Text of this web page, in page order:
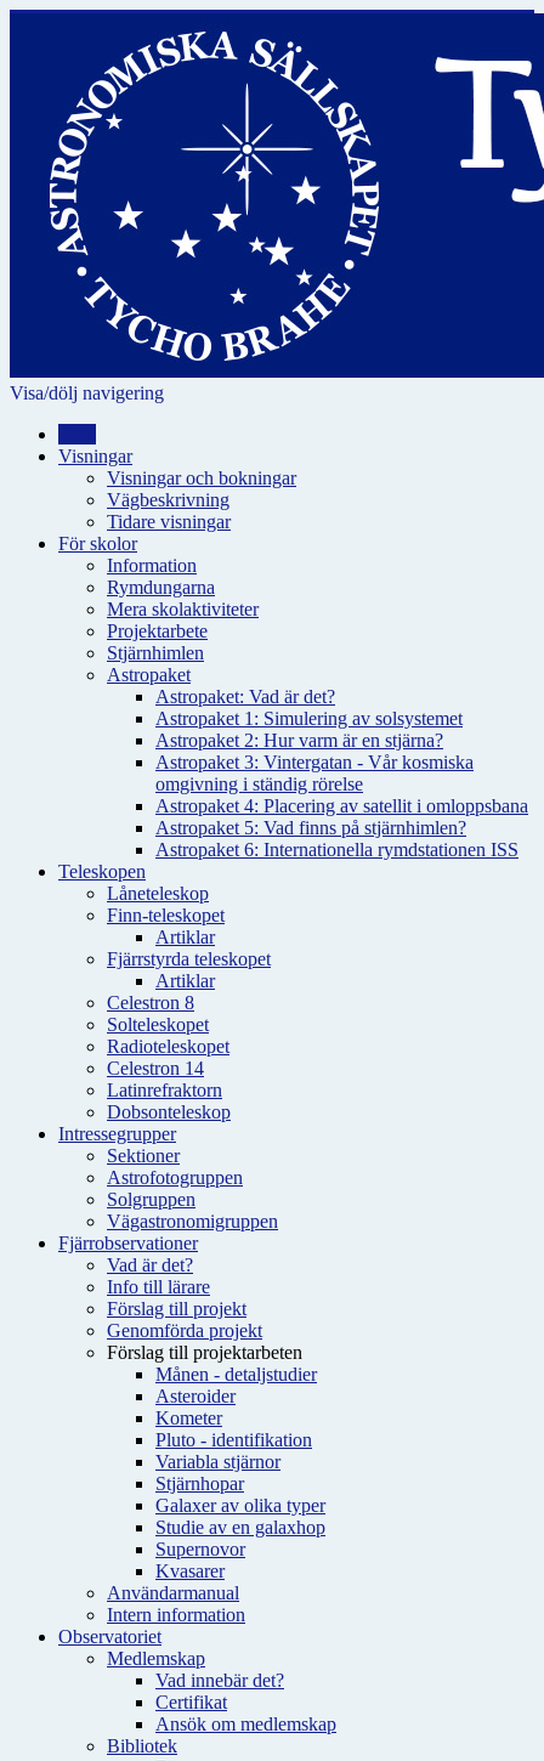
Visa/dölj navigering
Visningar
Visningar och bokningar
Vägbeskrivning
Tidare visningar
För skolor
Information
Rymdungarna
Mera skolaktiviteter
Projektarbete
Stjärnhimlen
Astropaket
Astropaket: Vad är det?
Astropaket 1: Simulering av solsystemet
Astropaket 2: Hur varm är en stjärna?
Astropaket 3: Vintergatan - Vår kosmiska
omgivning i ständig rörelse
Astropaket 4: Placering av satellit i omloppsbana
Astropaket 5: Vad finns på stjärnhimlen?
Astropaket 6: Internationella rymdstationen ISS
Teleskopen
Låneteleskop
Finn-teleskopet
Artiklar
Fjärrstyrda teleskopet
Artiklar
Celestron 8
Solteleskopet
Radioteleskopet
Celestron 14
Latinrefraktorn
Dobsonteleskop
Intressegrupper
Sektioner
Astrofotogruppen
Solgruppen
Vägastronomigruppen
Fjärrobservationer
Vad är det?
Info till lärare
Förslag till projekt
Genomförda projekt
Förslag till projektarbeten
Månen - detaljstudier
Asteroider
Kometer
Pluto - identifikation
Variabla stjärnor
Stjärnhopar
Galaxer av olika typer
Studie av en galaxhop
Supernovor
Kvasarer
Användarmanual
Intern information
Observatoriet
Medlemskap
Vad innebär det?
Certifikat
Ansök om medlemskap
Bibliotek